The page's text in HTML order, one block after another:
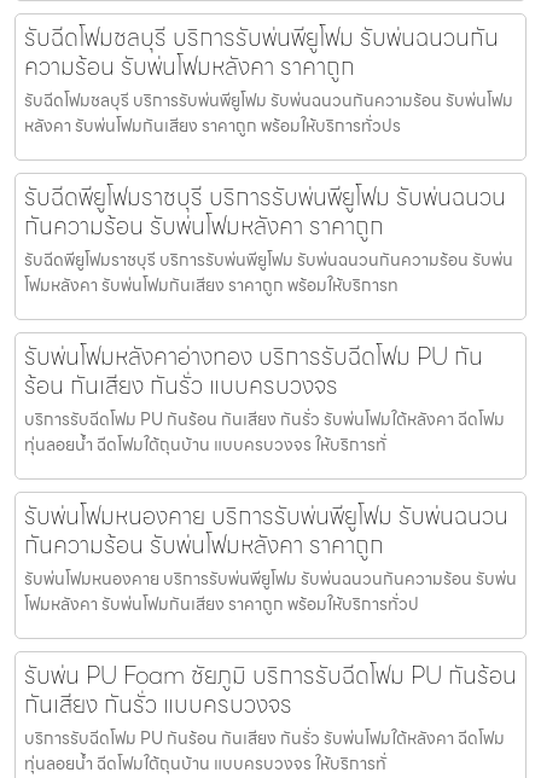
รับฉีดโฟมชลบุรี บริการรับพ่นพียูโฟม รับพ่นฉนวนกัน
ความร้อน รับพ่นโฟมหลังคา ราคาถูก
รับฉีดโฟมชลบุรี บริการรับพ่นพียูโฟม รับพ่นฉนวนกันความร้อน รับพ่นโฟม
หลังคา รับพ่นโฟมกันเสียง ราคาถูก พร้อมให้บริการทั่วปร
รับฉีดพียูโฟมราชบุรี บริการรับพ่นพียูโฟม รับพ่นฉนวน
กันความร้อน รับพ่นโฟมหลังคา ราคาถูก
รับฉีดพียูโฟมราชบุรี บริการรับพ่นพียูโฟม รับพ่นฉนวนกันความร้อน รับพ่น
โฟมหลังคา รับพ่นโฟมกันเสียง ราคาถูก พร้อมให้บริการท
รับพ่นโฟมหลังคาอ่างทอง บริการรับฉีดโฟม PU กัน
ร้อน กันเสียง กันรั่ว แบบครบวงจร
บริการรับฉีดโฟม PU กันร้อน กันเสียง กันรั่ว รับพ่นโฟมใต้หลังคา ฉีดโฟม
ทุ่นลอยน้ำ ฉีดโฟมใต้ถุนบ้าน แบบครบวงจร ให้บริการทั่
รับพ่นโฟมหนองคาย บริการรับพ่นพียูโฟม รับพ่นฉนวน
กันความร้อน รับพ่นโฟมหลังคา ราคาถูก
รับพ่นโฟมหนองคาย บริการรับพ่นพียูโฟม รับพ่นฉนวนกันความร้อน รับพ่น
โฟมหลังคา รับพ่นโฟมกันเสียง ราคาถูก พร้อมให้บริการทั่วป
รับพ่น PU Foam ชัยภูมิ บริการรับฉีดโฟม PU กันร้อน
กันเสียง กันรั่ว แบบครบวงจร
บริการรับฉีดโฟม PU กันร้อน กันเสียง กันรั่ว รับพ่นโฟมใต้หลังคา ฉีดโฟม
ทุ่นลอยน้ำ ฉีดโฟมใต้ถุนบ้าน แบบครบวงจร ให้บริการทั่